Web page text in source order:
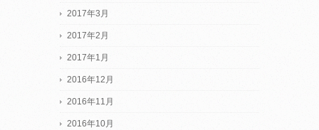
2017年3月
2017年2月
2017年1月
2016年12月
2016年11月
2016年10月